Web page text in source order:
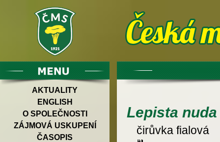
AKTUALITY
ENGLISH
O SPOLEČNOSTI
ZÁJMOVÁ USKUPENÍ
ČASOPIS
Lepista nuda
čirůvka fialová